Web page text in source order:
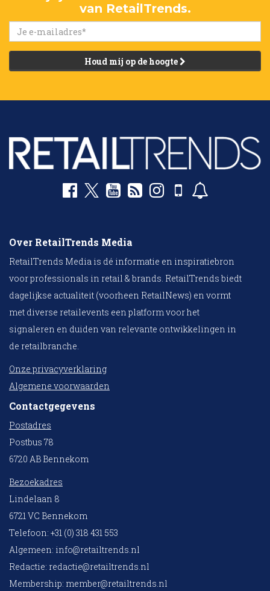
van RetailTrends.
Houd mij op de hoogte
Over RetailTrends Media
RetailTrends Media is dé informatie en inspiratiebron
voor professionals in retail & brands. RetailTrends biedt
dagelijkse actualiteit (voorheen RetailNews) en vormt
met diverse retailevents een platform voor het
signaleren en duiden van relevante ontwikkelingen in
de retailbranche.
Onze privacyverklaring
Algemene voorwaarden
Contactgegevens
Postadres
Postbus 78
6720 AB Bennekom
Bezoekadres
Lindelaan 8
6721 VC Bennekom
Telefoon: +31 (0) 318 431 553
Algemeen: info@retailtrends.nl
Redactie: redactie@retailtrends.nl
Membership: member@retailtrends.nl